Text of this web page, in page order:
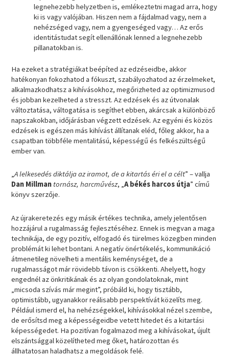
legnehezebb helyzetben is, emlékeztetni magad arra, hogy
ki is vagy valójában. Hiszen nem a fájdalmad vagy, nem a
nehézséged vagy, nem a gyengeséged vagy… Az erős
identitástudat segít ellenállónak lenned a legnehezebb
pillanatokban is.
Ha ezeket a stratégiákat beépíted az edzéseidbe, akkor
hatékonyan fokozhatod a fókuszt, szabályozhatod az érzelmeket,
alkalmazkodhatsz a kihívásokhoz, megőrizheted az optimizmusod
és jobban kezelheted a stresszt. Az edzések és az útvonalak
változtatása, váltogatása is segíthet ebben, akárcsak a különböző
napszakokban, időjárásban végzett edzések. Az egyéni és közös
edzések is egészen más kihívást állítanak eléd, főleg akkor, ha a
csapatban többféle mentalitású, képességű és felkészültségű
ember van.
„A lelkesedés diktálja az iramot, de a kitartás éri el a célt” – vallja
Dan Millman tornász, harcművész, „A békés harcos útja” című
könyv szerzője.
Az újrakeretezés egy másik értékes technika, amely jelentősen
hozzájárul a rugalmasság fejlesztéséhez. Ennek is megvan a maga
technikája, de egy pozitív, elfogadó és türelmes közegben minden
problémát ki lehet bontani. A negatív önértékelés, kommunikáció
átmenetileg növelheti a mentális keménységet, de a
rugalmasságot már rövidebb távon is csökkenti. Ahelyett, hogy
engednél az önkritikának és az olyan gondolatoknak, mint
„micsoda szívás már megint”, próbáld ki, hogy tisztább,
optimistább, ugyanakkor reálisabb perspektívát közelíts meg.
Például ismerd el, ha nehézségekkel, kihívásokkal nézel szembe,
de erősítsd meg a képességeidbe vetett hitedet és a kitartási
képességedet. Ha pozitívan fogalmazod meg a kihívásokat, újult
elszántsággal közelítheted meg őket, határozottan és
állhatatosan haladhatsz a megoldások felé.